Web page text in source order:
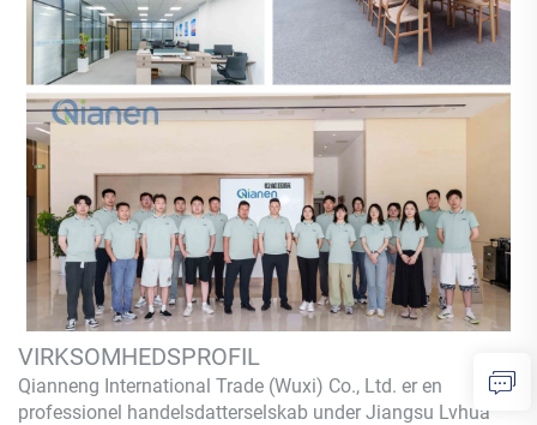
VIRKSOMHEDSPROFIL
Qianneng International Trade (Wuxi) Co., Ltd. er en
professionel handelsdatterselskab under Jiangsu Lvhua